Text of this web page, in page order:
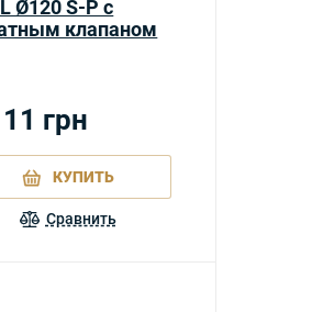
Ø120 S-P с
клапаном
грн
КУПИТЬ
Сравнить